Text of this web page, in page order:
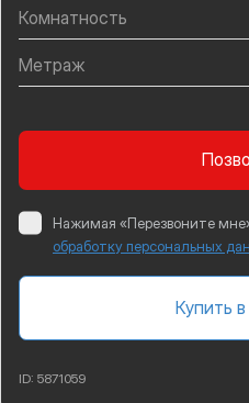
Комнатность
Метраж
Нажимая «Перезвоните
обработку персональных
Купить
ID: 5871059